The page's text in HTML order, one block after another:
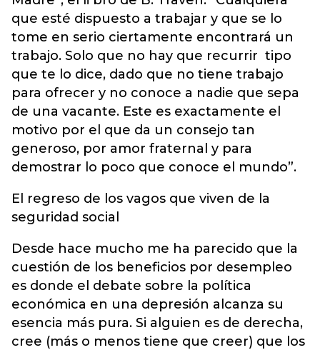
que esté dispuesto a trabajar y que se lo
tome en serio ciertamente encontrará un
trabajo. Solo que no hay que recurrir tipo
que te lo dice, dado que no tiene trabajo
para ofrecer y no conoce a nadie que sepa
de una vacante. Este es exactamente el
motivo por el que da un consejo tan
generoso, por amor fraternal y para
demostrar lo poco que conoce el mundo”.
El regreso de los vagos que viven de la
seguridad social
Desde hace mucho me ha parecido que la
cuestión de los beneficios por desempleo
es donde el debate sobre la política
económica en una depresión alcanza su
esencia más pura. Si alguien es de derecha,
cree (más o menos tiene que creer) que los